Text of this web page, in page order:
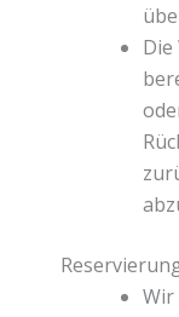
Die
Wir